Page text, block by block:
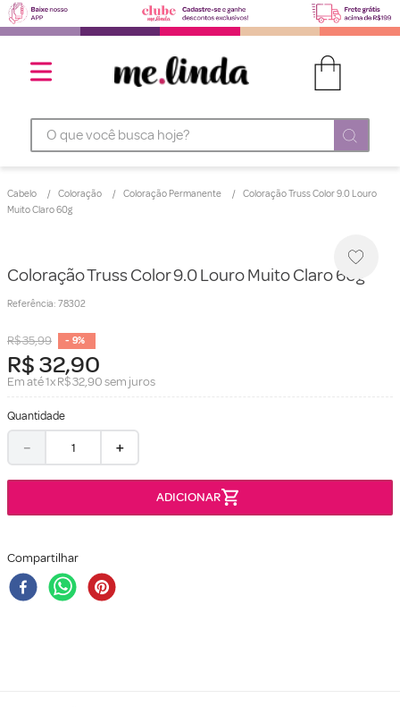
O que você busca hoje?
Cabelo Coloração Coloração Permanente
Coloração Truss Color 9.0 Louro
Muito Claro 60g
Coloração Truss Color 9.0 Louro Muito Claro 60g
Referência: 78302
R$35,99 - 9%
R$32,90
Em até1xR$32,90sem juros
Quantidade
＋
－
Compartilhar